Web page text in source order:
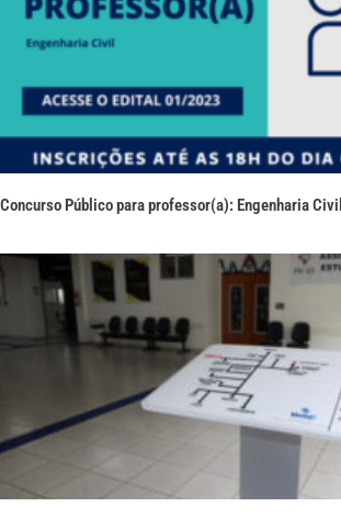
Concurso Público para professor(a): Engenharia Civil